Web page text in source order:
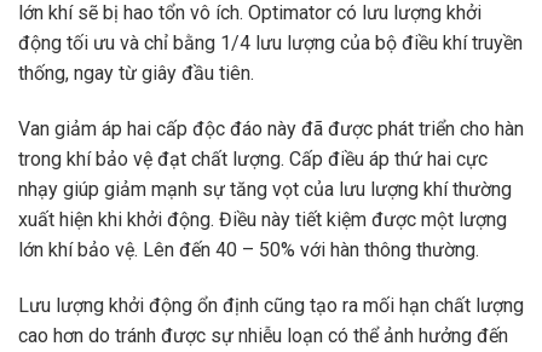
lớn khí sẽ bị hao tổn vô ích. Optimator có lưu lượng khởi
động tối ưu và chỉ bằng 1/4 lưu lượng của bộ điều khí truyền
thống, ngay từ giây đầu tiên.
Van giảm áp hai cấp độc đáo này đã được phát triển cho hàn
trong khí bảo vệ đạt chất lượng. Cấp điều áp thứ hai cực
nhạy giúp giảm mạnh sự tăng vọt của lưu lượng khí thường
xuất hiện khi khởi động. Điều này tiết kiệm được một lượng
lớn khí bảo vệ. Lên đến 40 – 50% với hàn thông thường.
Lưu lượng khởi động ổn định cũng tạo ra mối hạn chất lượng
cao hơn do tránh được sự nhiễu loạn có thể ảnh hưởng đến